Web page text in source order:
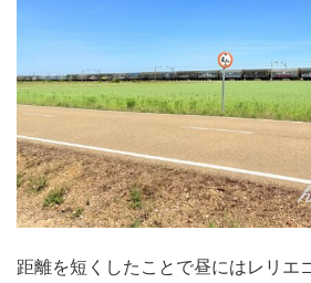
距離を短くしたことで昼にはレリエ